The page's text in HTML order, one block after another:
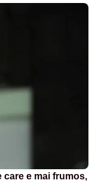
care e mai frumos,